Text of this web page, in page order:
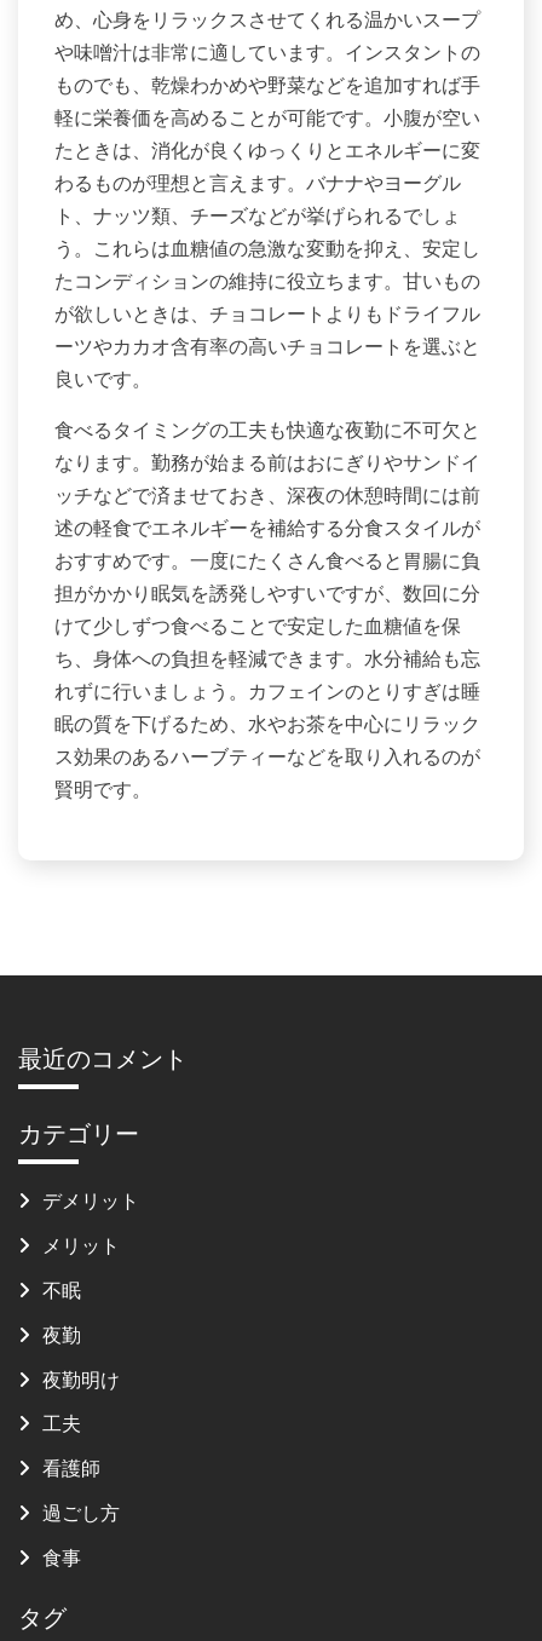
め、心身をリラックスさせてくれる温かいスープ
や味噌汁は非常に適しています。インスタントの
ものでも、乾燥わかめや野菜などを追加すれば手
軽に栄養価を高めることが可能です。小腹が空い
たときは、消化が良くゆっくりとエネルギーに変
わるものが理想と言えます。バナナやヨーグル
ト、ナッツ類、チーズなどが挙げられるでしょ
う。これらは血糖値の急激な変動を抑え、安定し
たコンディションの維持に役立ちます。甘いもの
が欲しいときは、チョコレートよりもドライフル
ーツやカカオ含有率の高いチョコレートを選ぶと
良いです。
食べるタイミングの工夫も快適な夜勤に不可欠と
なります。勤務が始まる前はおにぎりやサンドイ
ッチなどで済ませておき、深夜の休憩時間には前
述の軽食でエネルギーを補給する分食スタイルが
おすすめです。一度にたくさん食べると胃腸に負
担がかかり眠気を誘発しやすいですが、数回に分
けて少しずつ食べることで安定した血糖値を保
ち、身体への負担を軽減できます。水分補給も忘
れずに行いましょう。カフェインのとりすぎは睡
眠の質を下げるため、水やお茶を中心にリラック
ス効果のあるハーブティーなどを取り入れるのが
賢明です。
最近のコメント
カテゴリー
デメリット
メリット
不眠
夜勤
夜勤明け
工夫
看護師
過ごし方
食事
タグ